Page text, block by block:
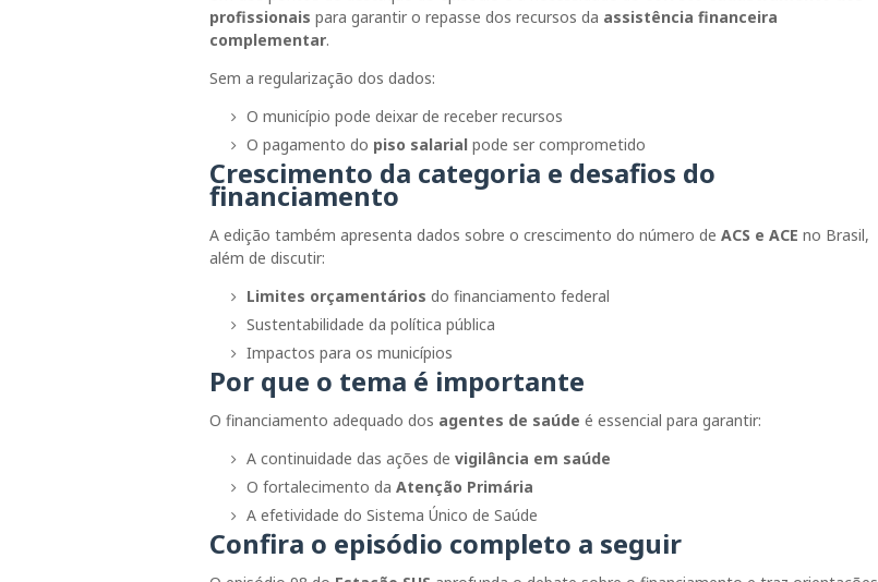
profissionais para garantir o repasse dos recursos da assistência financeira
complementar.
Sem a regularização dos dados:
O município pode deixar de receber recursos
O pagamento do piso salarial pode ser comprometido
Crescimento da categoria e desafios do
financiamento
A edição também apresenta dados sobre o crescimento do número de ACS e ACE no Brasil,
além de discutir:
Limites orçamentários do financiamento federal
Sustentabilidade da política pública
Impactos para os municípios
Por que o tema é importante
O financiamento adequado dos agentes de saúde é essencial para garantir:
A continuidade das ações de vigilância em saúde
O fortalecimento da Atenção Primária
A efetividade do Sistema Único de Saúde
Confira o episódio completo a seguir